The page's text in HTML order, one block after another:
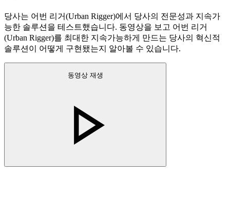
당사는 어번 리거(Urban Rigger)에서 당사의 전문성과 지속가
능한 솔루션을 테스트했습니다. 동영상을 보고 어번 리거
(Urban Rigger)를 최대한 지속가능하게 만드는 당사의 혁신적
솔루션이 어떻게 구현됐는지 알아볼 수 있습니다.
동영상 재생